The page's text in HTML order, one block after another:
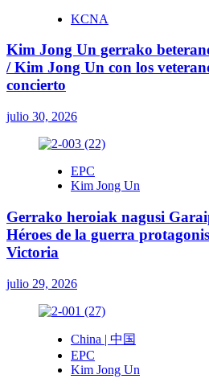
KCNA
Kim Jong Un gerrako
/ Kim Jong Un con los
concierto
julio 30, 2026
EPC
Kim Jong Un
Gerrako heroiak nagusi
Héroes de la guerra
Victoria
julio 29, 2026
China | 中国
EPC
Kim Jong Un